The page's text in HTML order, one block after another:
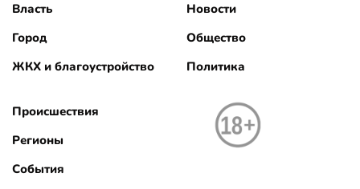
Власть
Город
ЖКХ и благоустройство
Новости
Общество
Политика
Происшествия
Регионы
События